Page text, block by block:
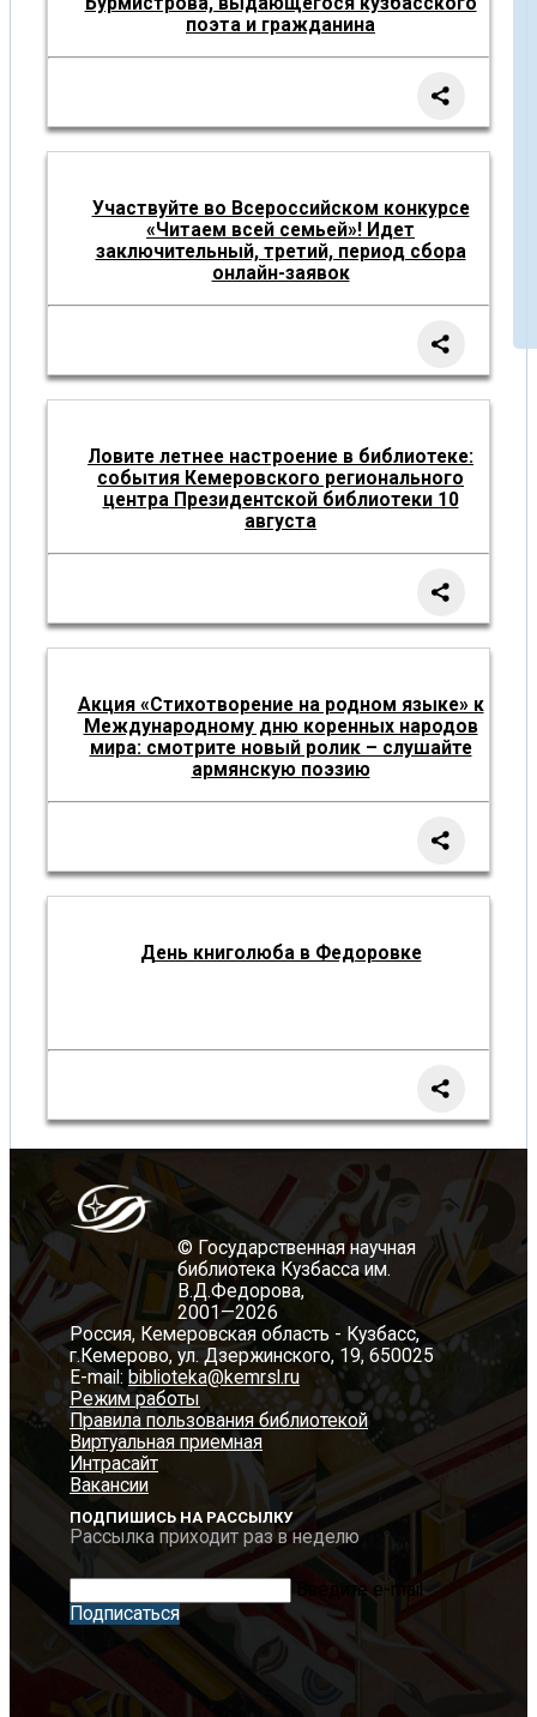
поэта и гражданина
Участвуйте во Всероссийском конкурсе
«Читаем всей семьей»! Идет
заключительный, третий, период сбора
онлайн-заявок
Ловите летнее настроение в библиотеке:
события Кемеровского регионального
центра Президентской библиотеки 10
августа
Акция «Стихотворение на родном языке» к
Международному дню коренных народов
мира: смотрите новый ролик – слушайте
армянскую поэзию
День книголюба в Федоровке
© Государственная научная
библиотека Кузбасса им.
В.Д.Федорова,
2001—2026
Россия, Кемеровская область - Кузбасс,
г.Кемерово, ул. Дзержинского, 19, 650025
E-mail: biblioteka@kemrsl.ru
Режим работы
Правила пользования библиотекой
Виртуальная приемная
Интрасайт
Вакансии
ПОДПИШИСЬ НА РАССЫЛКУ
Рассылка приходит раз в неделю
Введите e-mail
Подписаться